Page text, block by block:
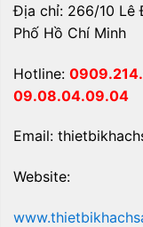
Địa chỉ: 266/10 Lê
Phố Hồ Chí Minh
Hotline:
09.08.04.09.04
Email:
Website: